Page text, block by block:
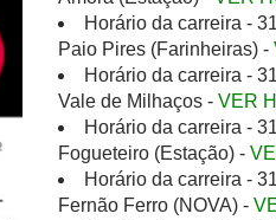
Horário da carreira -
Paio Pires (Farinheiras) -
Horário da carreira -
Vale de Milhaços - VER
Horário da carreira -
Fogueteiro (Estação) -
Horário da carreira -
Fernão Ferro (NOVA) -